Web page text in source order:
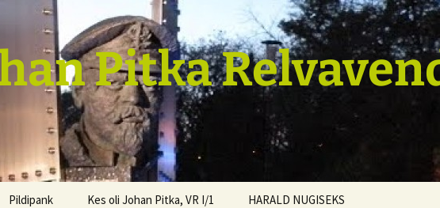
Pitka
Pildipank Kes oli Johan Pitka, VR I/1 HARALD NUGISEKS